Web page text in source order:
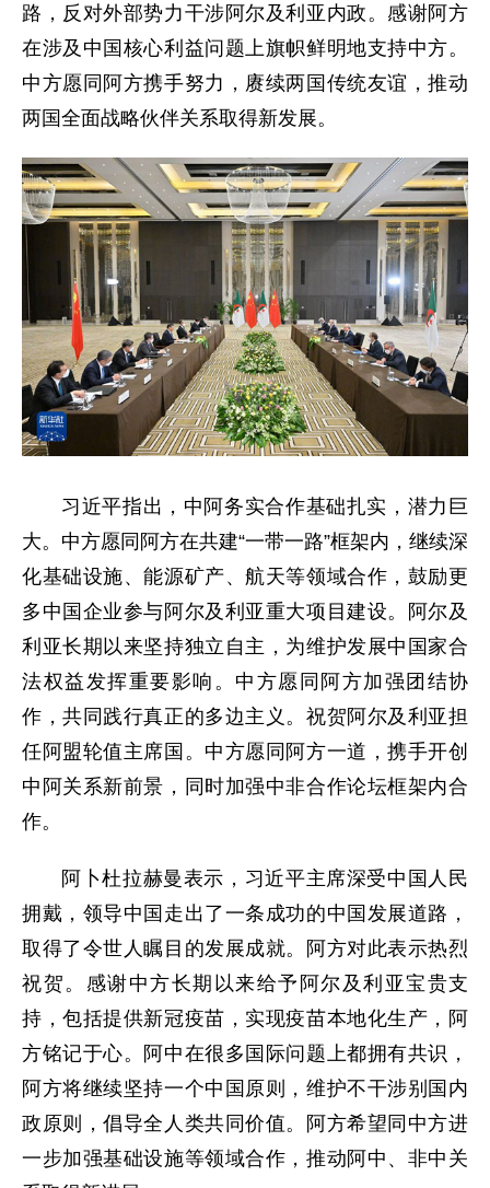
路，反对外部势力干涉阿尔及利亚内政。感谢阿方
在涉及中国核心利益问题上旗帜鲜明地支持中方。
中方愿同阿方携手努力，赓续两国传统友谊，推动
两国全面战略伙伴关系取得新发展。
习近平指出，中阿务实合作基础扎实，潜力巨
大。中方愿同阿方在共建“一带一路”框架内，继续深
化基础设施、能源矿产、航天等领域合作，鼓励更
多中国企业参与阿尔及利亚重大项目建设。阿尔及
利亚长期以来坚持独立自主，为维护发展中国家合
法权益发挥重要影响。中方愿同阿方加强团结协
作，共同践行真正的多边主义。祝贺阿尔及利亚担
任阿盟轮值主席国。中方愿同阿方一道，携手开创
中阿关系新前景，同时加强中非合作论坛框架内合
作。
阿卜杜拉赫曼表示，习近平主席深受中国人民
拥戴，领导中国走出了一条成功的中国发展道路，
取得了令世人瞩目的发展成就。阿方对此表示热烈
祝贺。感谢中方长期以来给予阿尔及利亚宝贵支
持，包括提供新冠疫苗，实现疫苗本地化生产，阿
方铭记于心。阿中在很多国际问题上都拥有共识，
阿方将继续坚持一个中国原则，维护不干涉别国内
政原则，倡导全人类共同价值。阿方希望同中方进
一步加强基础设施等领域合作，推动阿中、非中关